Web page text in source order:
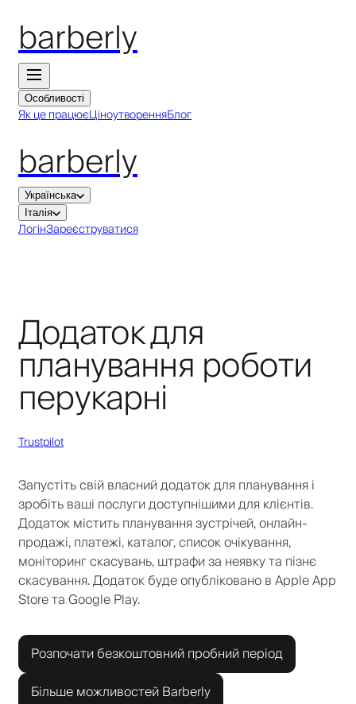
barberly
Особливості
Як це працюєЦіноутворенняБлог
barberly
Українська
Італія
ЛогінЗареєструватися
Додаток для
планування роботи
перукарні
Trustpilot
Запустіть свій власний додаток для планування і
зробіть ваші послуги доступнішими для клієнтів.
Додаток містить планування зустрічей, онлайн-
продажі, платежі, каталог, список очікування,
моніторинг скасувань, штрафи за неявку та пізнє
скасування. Додаток буде опубліковано в Apple App
Store та Google Play.
Розпочати безкоштовний пробний період
Більше можливостей Barberly